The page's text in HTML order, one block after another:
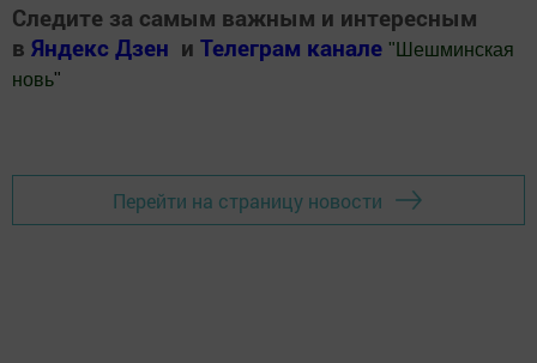
Следите за самым важным и интересным
в Яндекс Дзен и Телеграм канале " Шешминская
новь"
Перейти на страницу новости